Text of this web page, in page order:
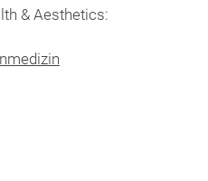
& Aesthetics: